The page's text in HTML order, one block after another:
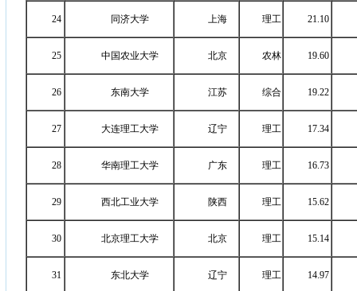
24 同济大学 上海 理工 21.10
25 中国农业大学 北京 农林 19.60
26 东南大学 江苏 综合 19.22
27 大连理工大学 辽宁 理工 17.34
28 华南理工大学 广东 理工 16.73
29 西北工业大学 陕西 理工 15.62
30 北京理工大学 北京 理工 15.14
31 东北大学 辽宁 理工 14.97